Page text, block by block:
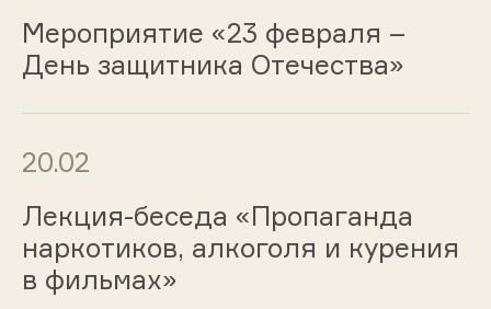
Мероприятие «23 февраля –
День защитника Отечества»
20.02
Лекция-беседа «Пропаганда
наркотиков, алкоголя и курения
в фильмах»